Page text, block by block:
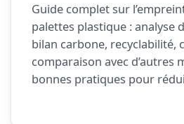
Guide complet sur
palettes plastique : analyse
bilan carbone, recyclabilité,
comparaison avec d’autres
bonnes pratiques pour